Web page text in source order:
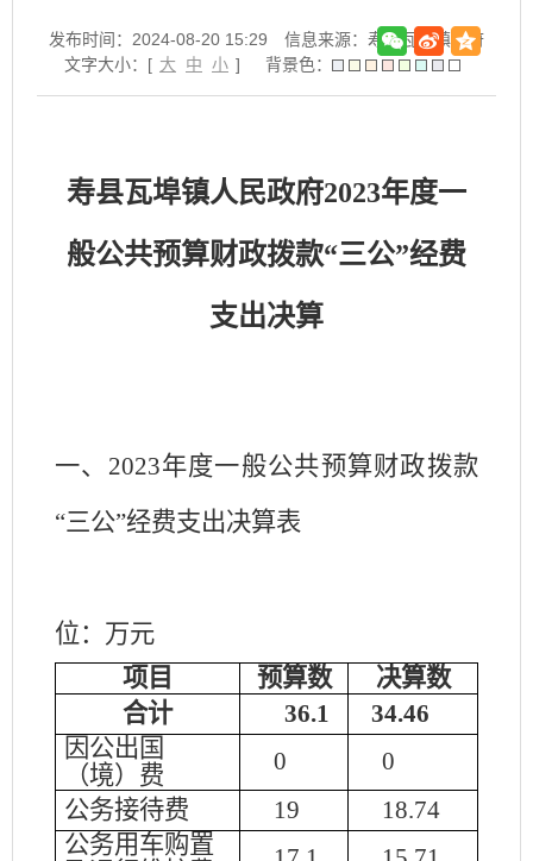
发布时间：2024-08-20 15:29
信息来源：寿县瓦埠镇政府
文字大小：[ 大 中 小 ] 背景色：
寿县瓦埠镇人民政府2023年度一
般公共预算财政拨款“三公”经费
支出决算
一、 2023年度一般公共预算财政拨款
“三公”经费支出决算表
位：万元
项目
预算数
决算数
合计
36.1
34.46
因公出国
（境）费
0
0
公务接待费
19
18.74
公务用车购置